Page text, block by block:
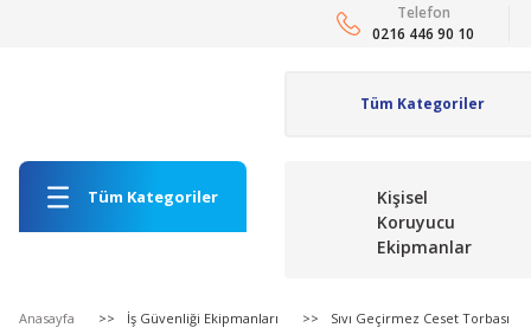
Telefon
0216 446 90 10
Tüm Kategoriler
Kişisel
Koruyucu
Ekipmanlar
Anasayfa İş Güvenliği Ekipmanları Sıvı Geçirmez Ceset Torbası